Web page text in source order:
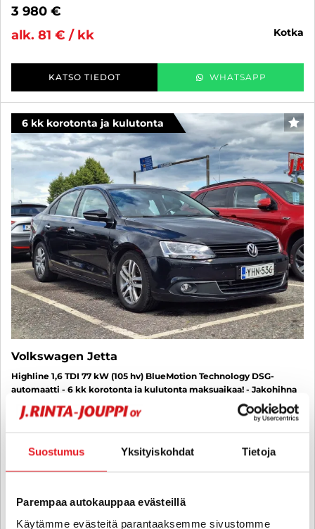
Suostumus Yksityiskohdat Tietoja
Parempaa autokauppaa evästeillä
Käytämme evästeitä parantaaksemme sivustomme
3 980 €
alk. 81 € / kk
kotka
KATSO TIEDOT WHATSAPP
6 kk korotonta ja kulutonta
Volkswagen Jetta
Highline 1,6 TDI 77 kW (105 hv) BlueMotion Technology DSG-
automaatti - 6 kk korotonta ja kulutonta maksuaikaa! - Jakohihna
juuri vaihdettu, Webasto, lohkolämmitin sisäpistokkeella,
automaatti-ilmastointi, tutkat
7 400 €
KATSO TIEDOT WHATSAPP